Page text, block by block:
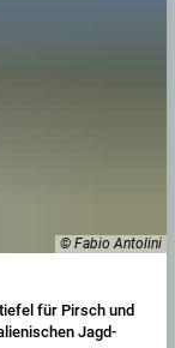
© Fabio Antolini
für Pirsch und
Jagd-